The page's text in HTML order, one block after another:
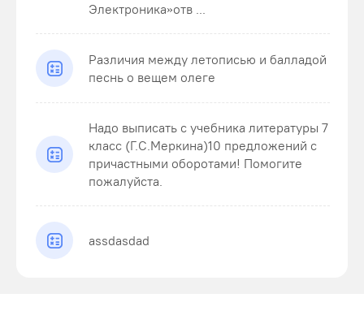
Электроника»отв ...
Различия между летописью и балладой
песнь о вещем олеге
Надо выписать с учебника литературы 7
класс (Г.С.Меркина)10 предложений с
причастными оборотами! Помогите
пожалуйста.
assdasdad